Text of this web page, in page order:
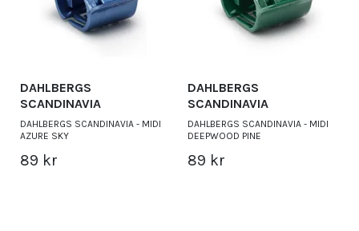
DAHLBERGS
SCANDINAVIA
DAHLBERGS SCANDINAVIA - MIDI
AZURE SKY
89 kr
DAHLBERGS
SCANDINAVIA
DAHLBERGS SCANDINAVIA - MIDI
DEEPWOOD PINE
89 kr